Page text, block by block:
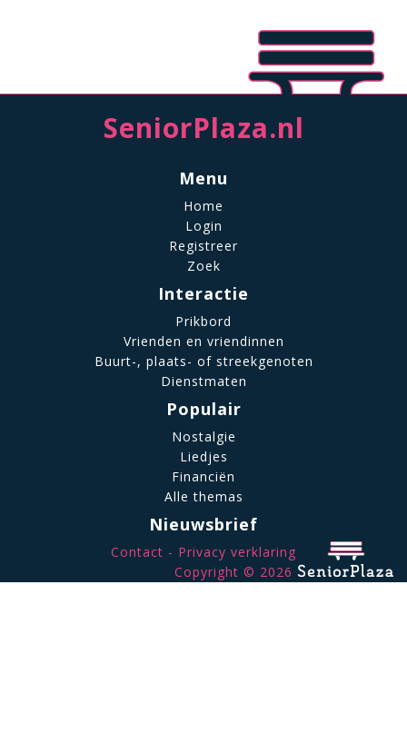
SeniorPlaza.nl
Menu
Home
Login
Registreer
Zoek
Interactie
Prikbord
Vrienden en vriendinnen
Buurt-, plaats- of streekgenoten
Dienstmaten
Populair
Nostalgie
Liedjes
Financiën
Alle themas
Nieuwsbrief
Contact
Privacy verklaring
Copyright © 2026